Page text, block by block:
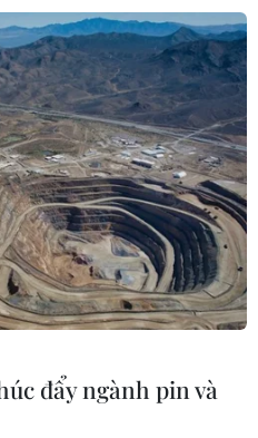
đẩy ngành pin và